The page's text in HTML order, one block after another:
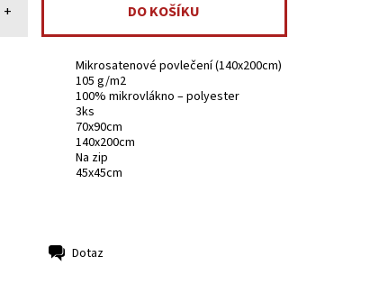
+
Mikrosatenové povlečení (140x200cm)
105 g/m2
100% mikrovlákno – polyester
3ks
70x90cm
140x200cm
Na zip
45x45cm
Dotaz